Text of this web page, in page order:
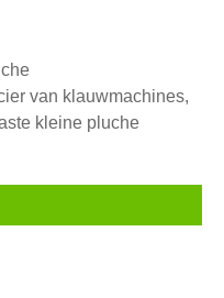
van klauwmachines,
kleine pluche